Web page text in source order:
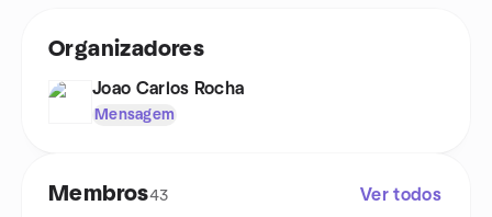
Organizadores
Joao Carlos Rocha
Mensagem
Membros43 Ver todos